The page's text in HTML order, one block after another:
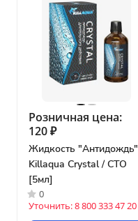
Розничная цена:
120 ₽
Жидкость "Антидождь"
Killaqua Crystal / СТО
[5мл]
0
Уточнить: 8 800 333 47 20